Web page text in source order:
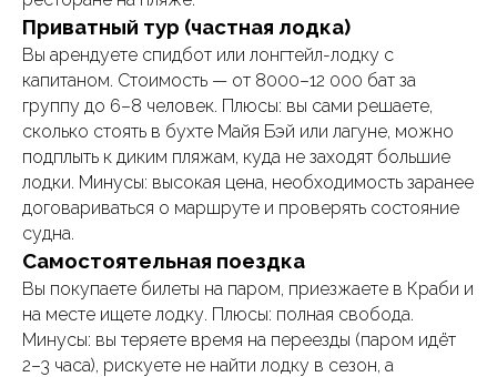
Приватный тур (частная лодка)
Вы арендуете спидбот или лонгтейл-лодку с
капитаном. Стоимость — от 8000–12 000 бат за
группу до 6–8 человек. Плюсы: вы сами решаете,
сколько стоять в бухте Майя Бэй или лагуне, можно
подплыть к диким пляжам, куда не заходят большие
лодки. Минусы: высокая цена, необходимость заранее
договариваться о маршруте и проверять состояние
судна.
Самостоятельная поездка
Вы покупаете билеты на паром, приезжаете в Краби и
на месте ищете лодку. Плюсы: полная свобода.
Минусы: вы теряете время на переезды (паром идёт
2–3 часа), рискуете не найти лодку в сезон, а